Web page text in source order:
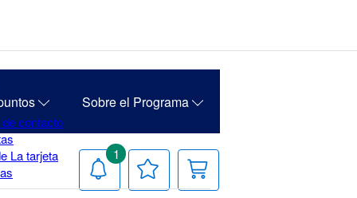
contacto
La tarjeta
Sobre el Programa
Notificaciones
1
Tu
de